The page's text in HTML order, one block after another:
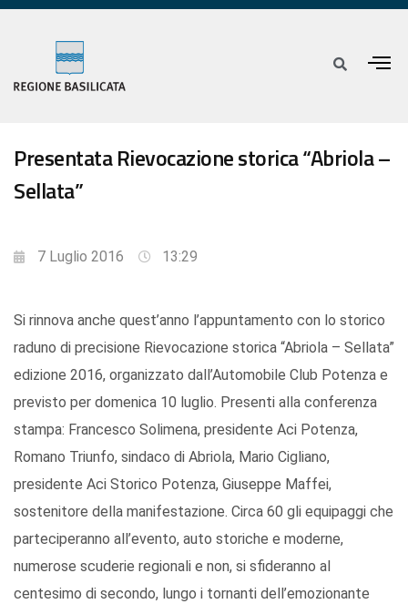
Presentata Rievocazione storica “Abriola –
Sellata”
7 Luglio 2016 13:29
Si rinnova anche quest’anno l’appuntamento con lo storico
raduno di precisione Rievocazione storica “Abriola – Sellata”
edizione 2016, organizzato dall’Automobile Club Potenza e
previsto per domenica 10 luglio. Presenti alla conferenza
stampa: Francesco Solimena, presidente Aci Potenza,
Romano Triunfo, sindaco di Abriola, Mario Cigliano,
presidente Aci Storico Potenza, Giuseppe Maffei,
sostenitore della manifestazione. Circa 60 gli equipaggi che
parteciperanno all’evento, auto storiche e moderne,
numerose scuderie regionali e non, si sfideranno al
centesimo di secondo, lungo i tornanti dell’emozionante